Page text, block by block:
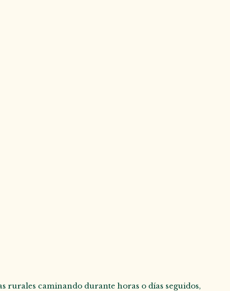
rurales caminando durante horas o días seguidos,